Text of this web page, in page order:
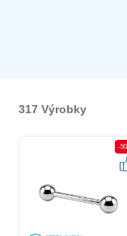
317 Výrobky
-50%
-